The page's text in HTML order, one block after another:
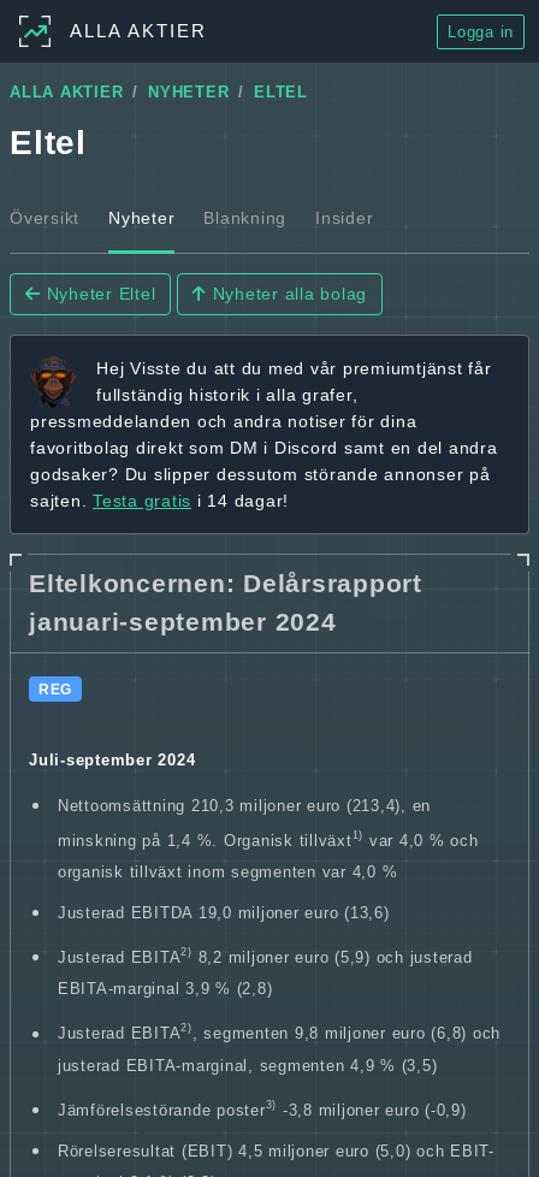
ALLA AKTIER Logga in
ALLA AKTIER NYHETER ELTEL
Eltel
Översikt Nyheter Blankning Insider
Nyheter Eltel Nyheter alla bolag
Hej Visste du att du med vår premiumtjänst får
fullständig historik i alla grafer,
pressmeddelanden och andra notiser för dina
favoritbolag direkt som DM i Discord samt en del andra
godsaker? Du slipper dessutom störande annonser på
sajten. Testa gratis i 14 dagar!
Eltelkoncernen: Delårsrapport
januari-september 2024
REG
Juli-september 2024
Nettoomsättning 210,3 miljoner euro (213,4), en
minskning på 1,4 %. Organisk tillväxt 1) var 4,0 % och
organisk tillväxt inom segmenten var 4,0 %
Justerad EBITDA 19,0 miljoner euro (13,6)
Justerad EBITA2) 8,2 miljoner euro (5,9) och justerad
EBITA-marginal 3,9 % (2,8)
Justerad EBITA2) , segmenten 9,8 miljoner euro (6,8) och
justerad EBITA-marginal, segmenten 4,9 % (3,5)
Jämförelsestörande poster3) -3,8 miljoner euro (-0,9)
Rörelseresultat (EBIT) 4,5 miljoner euro (5,0) och EBIT-